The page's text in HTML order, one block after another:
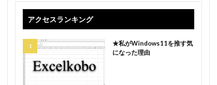
アクセスランキング
★私がWindows11を推す気
になった理由